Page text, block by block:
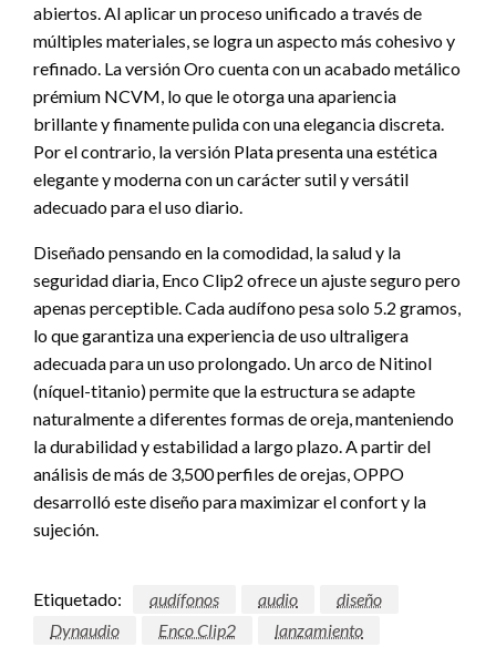
abiertos. Al aplicar un proceso unificado a través de
múltiples materiales, se logra un aspecto más cohesivo y
refinado. La versión Oro cuenta con un acabado metálico
prémium NCVM, lo que le otorga una apariencia
brillante y finamente pulida con una elegancia discreta.
Por el contrario, la versión Plata presenta una estética
elegante y moderna con un carácter sutil y versátil
adecuado para el uso diario.
Diseñado pensando en la comodidad, la salud y la
seguridad diaria, Enco Clip2 ofrece un ajuste seguro pero
apenas perceptible. Cada audífono pesa solo 5.2 gramos,
lo que garantiza una experiencia de uso ultraligera
adecuada para un uso prolongado. Un arco de Nitinol
(níquel-titanio) permite que la estructura se adapte
naturalmente a diferentes formas de oreja, manteniendo
la durabilidad y estabilidad a largo plazo. A partir del
análisis de más de 3,500 perfiles de orejas, OPPO
desarrolló este diseño para maximizar el confort y la
sujeción.
Etiquetado: audífonos audio
diseño
Dynaudio
Enco Clip2 lanzamiento